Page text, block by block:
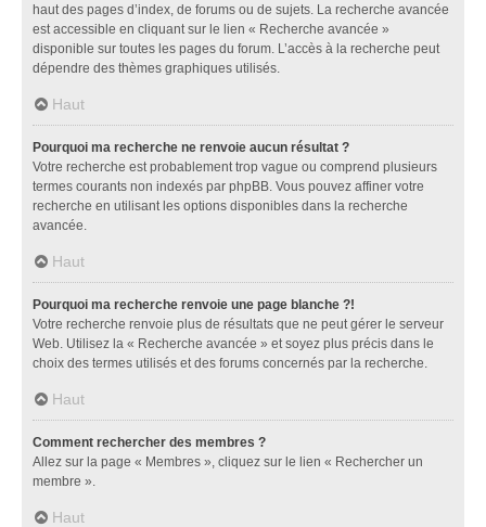
haut des pages d’index, de forums ou de sujets. La recherche avancée
est accessible en cliquant sur le lien « Recherche avancée »
disponible sur toutes les pages du forum. L’accès à la recherche peut
dépendre des thèmes graphiques utilisés.
Haut
Pourquoi ma recherche ne renvoie aucun résultat ?
Votre recherche est probablement trop vague ou comprend plusieurs
termes courants non indexés par phpBB. Vous pouvez affiner votre
recherche en utilisant les options disponibles dans la recherche
avancée.
Haut
Pourquoi ma recherche renvoie une page blanche ?!
Votre recherche renvoie plus de résultats que ne peut gérer le serveur
Web. Utilisez la « Recherche avancée » et soyez plus précis dans le
choix des termes utilisés et des forums concernés par la recherche.
Haut
Comment rechercher des membres ?
Allez sur la page « Membres », cliquez sur le lien « Rechercher un
membre ».
Haut